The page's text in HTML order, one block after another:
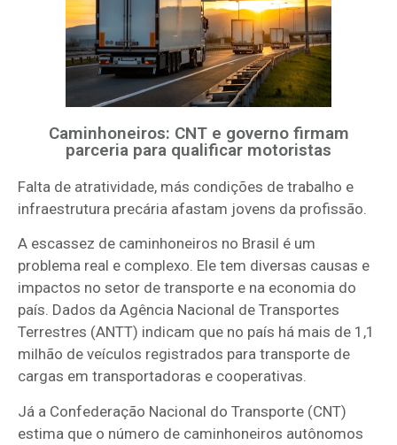
Caminhoneiros: CNT e governo firmam
parceria para qualificar motoristas
Falta de atratividade, más condições de trabalho e
infraestrutura precária afastam jovens da profissão.
A escassez de caminhoneiros no Brasil é um
problema real e complexo. Ele tem diversas causas e
impactos no setor de transporte e na economia do
país. Dados da Agência Nacional de Transportes
Terrestres (ANTT) indicam que no país há mais de 1,1
milhão de veículos registrados para transporte de
cargas em transportadoras e cooperativas.
Já a Confederação Nacional do Transporte (CNT)
estima que o número de caminhoneiros autônomos